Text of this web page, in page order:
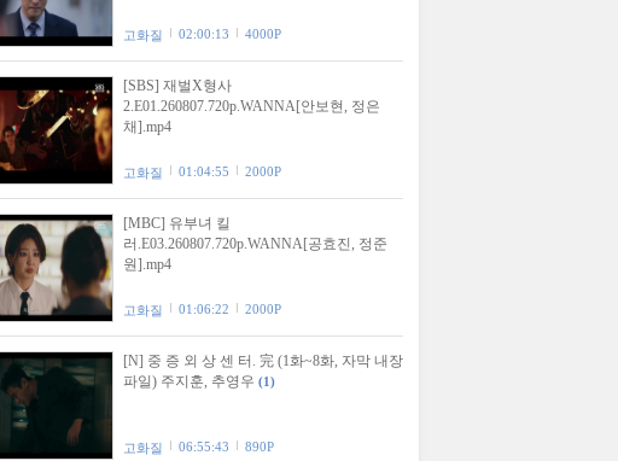
고화질 02:00:13 4000P
[SBS] 재벌X형사
2.E01.260807.720p.WANNA[안보현, 정은
채].mp4
고화질 01:04:55 2000P
[MBC] 유부녀 킬
러.E03.260807.720p.WANNA[공효진, 정준
원].mp4
고화질 01:06:22 2000P
[N] 중 증 외 상 센 터. 完 (1화~8화, 자막 내장
파일) 주지훈, 추영우 (1)
고화질 06:55:43 890P